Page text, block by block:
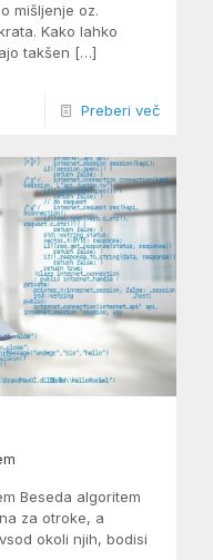
mišljenje oz.
Kako lahko
takšen […]
Preberi več
Beseda algoritem
za otroke, a
okoli njih, bodisi